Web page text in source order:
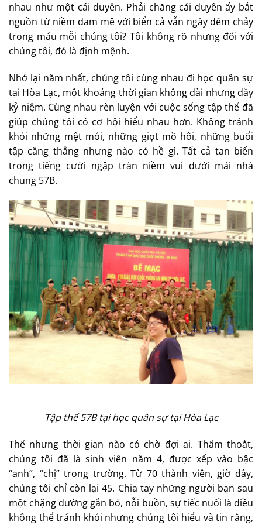
nhau như một cái duyên. Phải chăng cái duyên ấy bắt
nguồn từ niềm đam mê với biển cả vẫn ngày đêm chảy
trong máu mỗi chúng tôi? Tôi không rõ nhưng đối với
chúng tôi, đó là định mệnh.
Nhớ lại năm nhất, chúng tôi cùng nhau đi học quân sự
tại Hòa Lạc, một khoảng thời gian không dài nhưng đầy
kỷ niệm. Cùng nhau rèn luyện với cuộc sống tập thể đã
giúp chúng tôi có cơ hội hiểu nhau hơn. Không tránh
khỏi những mệt mỏi, những giọt mồ hôi, những buổi
tập căng thẳng nhưng nào có hề gì. Tất cả tan biến
trong tiếng cười ngập tràn niềm vui dưới mái nhà
chung 57B.
Tập thể57B tại học quân sựtại Hòa Lạc
Thế nhưng thời gian nào có chờ đợi ai. Thấm thoắt,
chúng tôi đã là sinh viên năm 4, được xếp vào bậc
“anh”, “chị” trong trường. Từ 70 thành viên, giờ đây,
chúng tôi chỉ còn lại 45. Chia tay những người bạn sau
một chặng đường gắn bó, nỗi buồn, sự tiếc nuối là điều
không thể tránh khỏi nhưng chúng tôi hiểu và tin rằng,